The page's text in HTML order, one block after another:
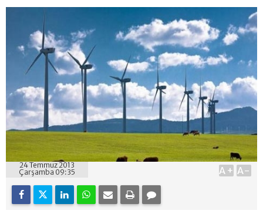
24 Temmuz 2013
Çarşamba 09:35
A+ A-